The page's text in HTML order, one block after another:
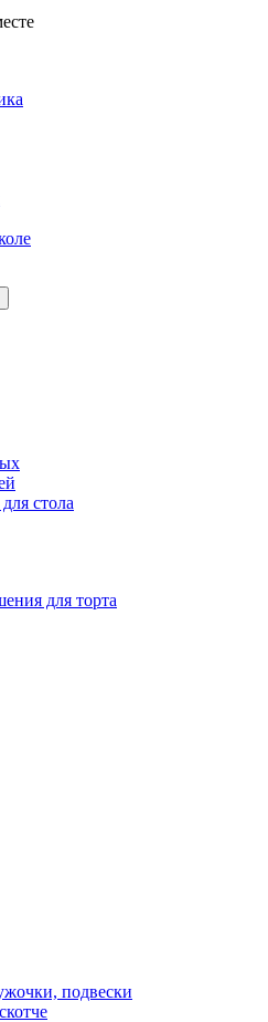
стола
для торта
подвески